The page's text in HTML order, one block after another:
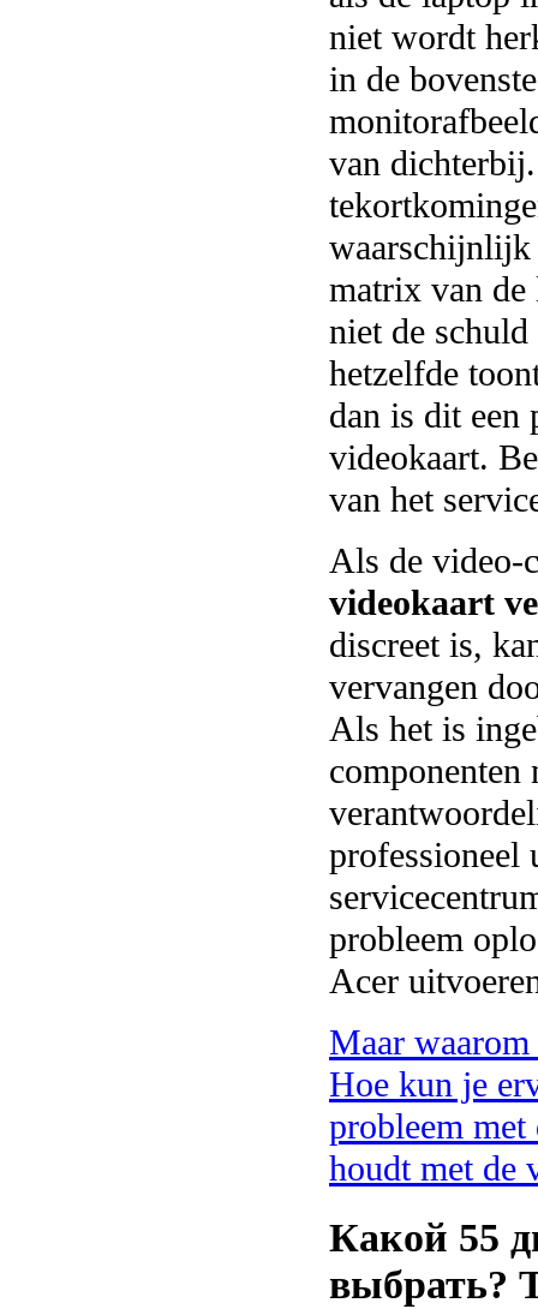
niet wordt
in de
van
waarschijnlijk
matrix van de
niet de
hetzelfde
dan is dit een
videokaart.
van het
Als de video-
videokaart
discreet is,
vervangen
Als het is
componenten
professioneel
probleem
Acer
Maar
Hoe kun je
probleem met
houdt met de
Какой 55
выбрать?